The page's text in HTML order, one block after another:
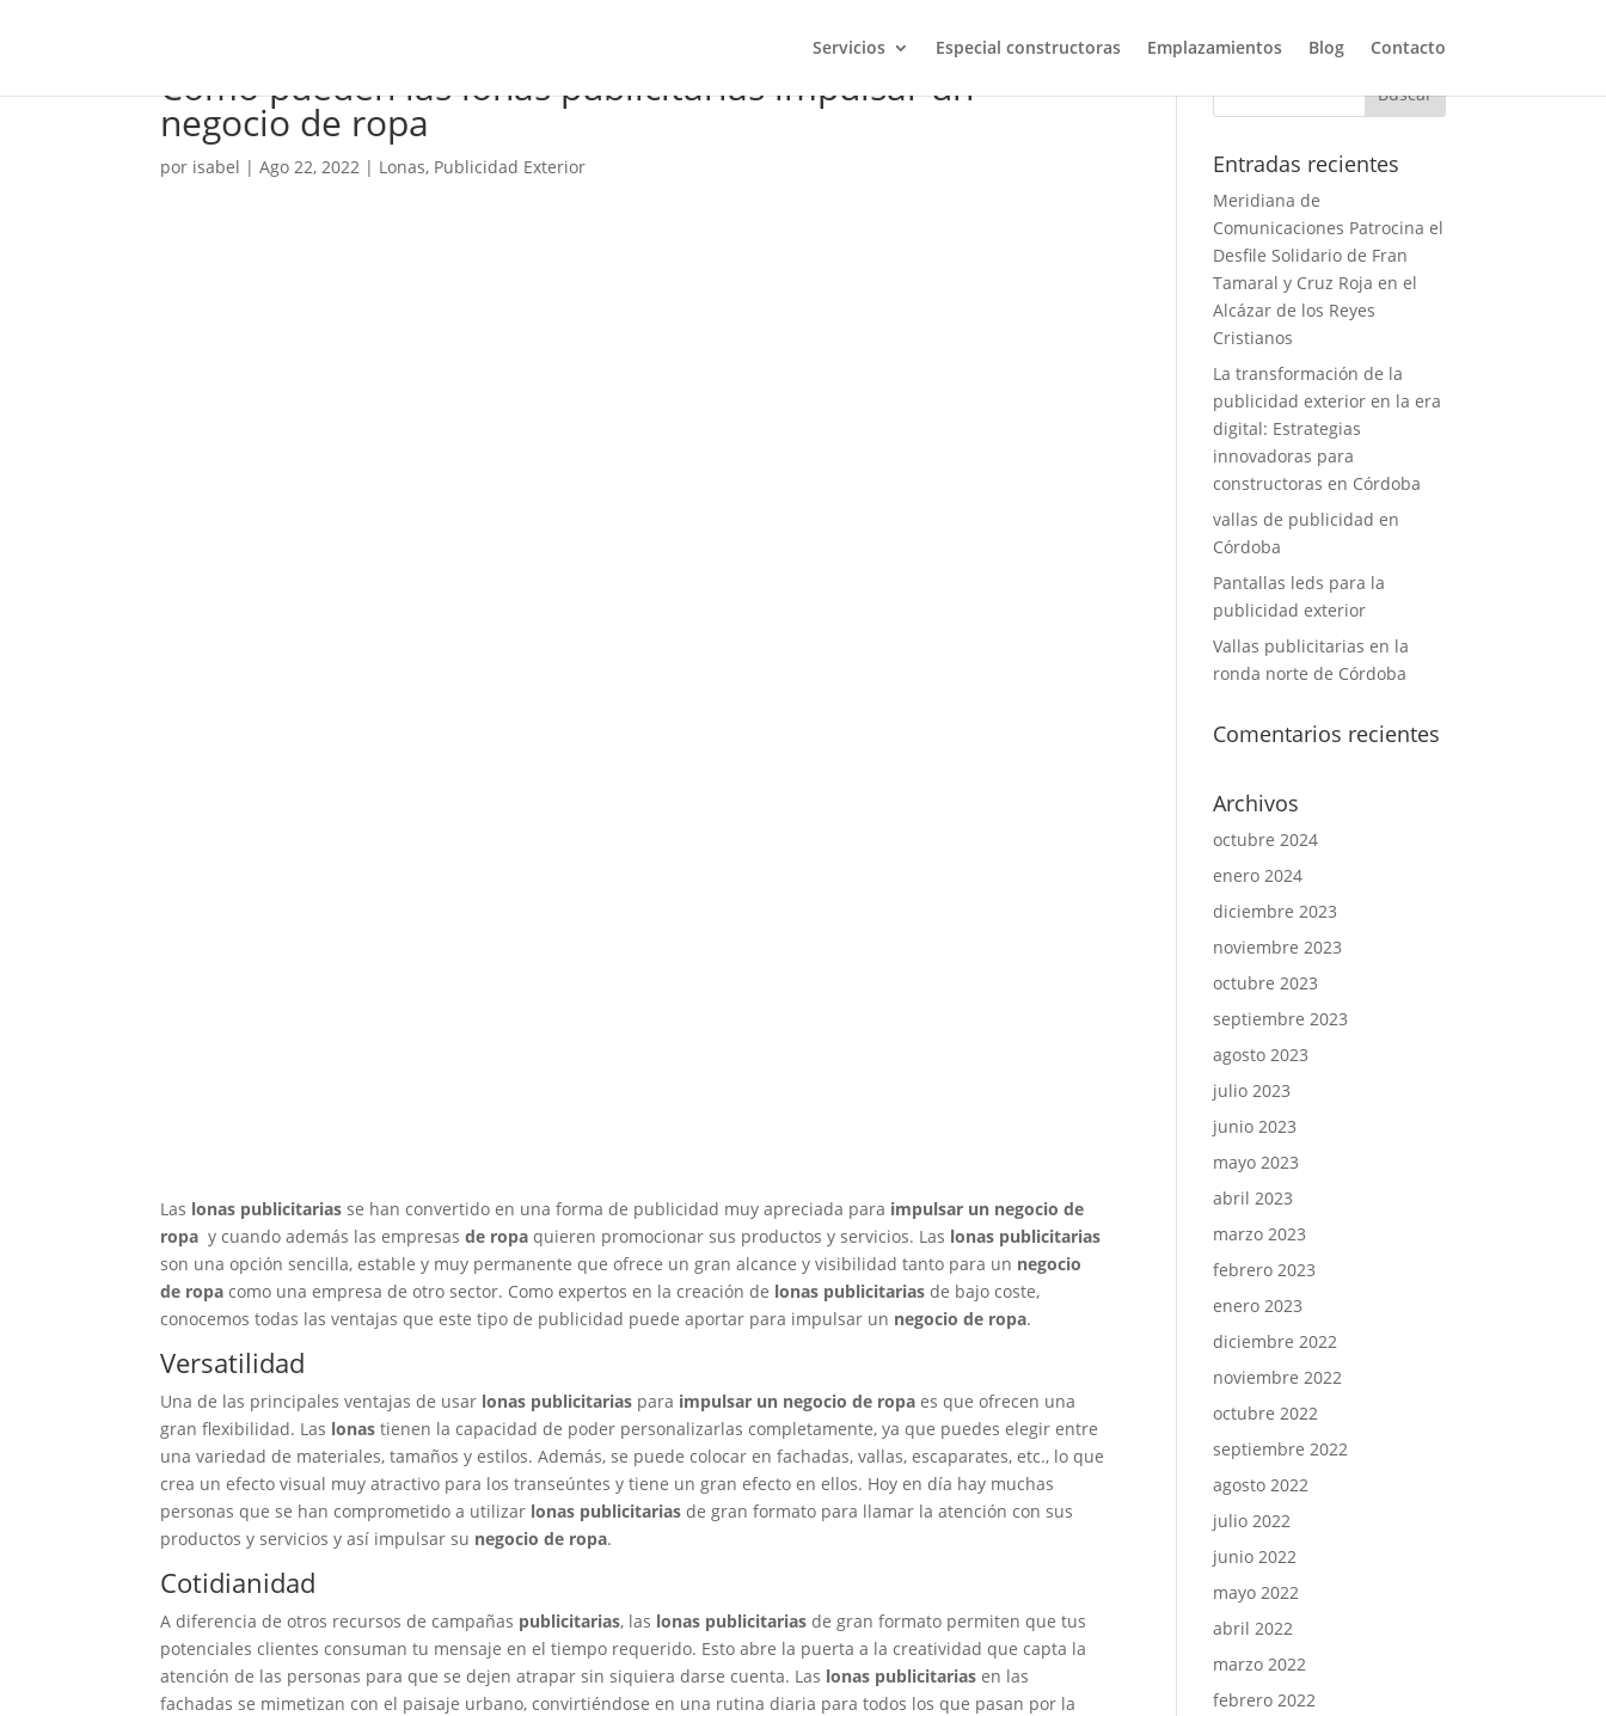
Servicios Especial constructoras Emplazamientos Blog Contacto
Cómo pueden las lonas publicitarias impulsar un
negocio de ropa
por isabel |Ago 22, 2022 | Lonas, Publicidad Exterior
Las lonas publicitarias se han convertido en una forma de publicidad muy apreciada para impulsar un negocio de
ropa y cuando además las empresasde ropaquieren promocionar sus productos y servicios. Las lonas publicitarias
son una opción sencilla, estable y muy permanente que ofrece un gran alcance y visibilidad tanto para un negocio
de ropacomo una empresa de otro sector. Como expertos en la creación de lonas publicitariasde bajo coste,
conocemos todas las ventajas que este tipo de publicidad puede aportar para impulsar un negocio de ropa.
Versatilidad
Una de las principales ventajas de usar lonas publicitarias para impulsar un negocio de ropa es que ofrecen una
gran flexibilidad. Las lonastienen la capacidad de poder personalizarlas completamente, ya que puedes elegir entre
una variedad de materiales, tamaños y estilos. Además, se puede colocar en fachadas, vallas, escaparates, etc., lo que
crea un efecto visual muy atractivo para los transeúntes y tiene un gran efecto en ellos. Hoy en día hay muchas
personas que se han comprometido a utilizar lonas publicitariasde gran formato para llamar la atención con sus
productos y servicios y así impulsar su negocio de ropa.
Cotidianidad
A diferencia de otros recursos de campañas publicitarias, las lonas publicitariasde gran formato permiten que tus
potenciales clientes consuman tu mensaje en el tiempo requerido. Esto abre la puerta a la creatividad que capta la
atención de las personas para que se dejen atrapar sin siquiera darse cuenta. Las lonas publicitarias en las
fachadas se mimetizan con el paisaje urbano, convirtiéndose en una rutina diaria para todos los que pasan por la
Entradas recientes
Meridiana de
Comunicaciones Patrocina el
Desfile Solidario de Fran
Tamaral y Cruz Roja en el
Alcázar de los Reyes
Cristianos
La transformación de la
publicidad exterior en la era
digital: Estrategias
innovadoras para
constructoras en Córdoba
vallas de publicidad en
Córdoba
Pantallas leds para la
publicidad exterior
Vallas publicitarias en la
ronda norte de Córdoba
Comentarios recientes
Archivos
octubre 2024
enero 2024
diciembre 2023
noviembre 2023
octubre 2023
septiembre 2023
agosto 2023
julio 2023
junio 2023
mayo 2023
abril 2023
marzo 2023
febrero 2023
enero 2023
diciembre 2022
noviembre 2022
octubre 2022
septiembre 2022
agosto 2022
julio 2022
junio 2022
mayo 2022
abril 2022
marzo 2022
febrero 2022